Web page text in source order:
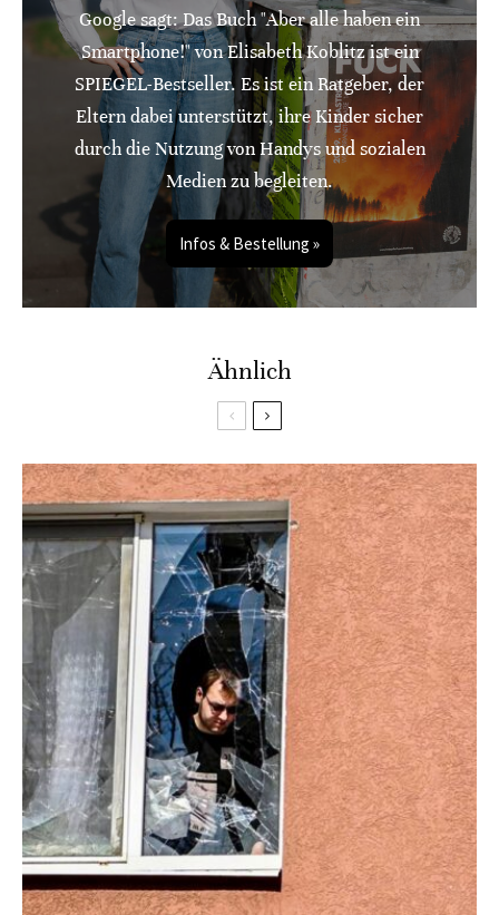
Google sagt: Das Buch "Aber alle haben ein
Smartphone!" von Elisabeth Koblitz ist ein
SPIEGEL-Bestseller. Es ist ein Ratgeber, der
Eltern dabei unterstützt, ihre Kinder sicher
durch die Nutzung von Handys und sozialen
Medien zu begleiten.
Infos & Bestellung »
Ähnlich